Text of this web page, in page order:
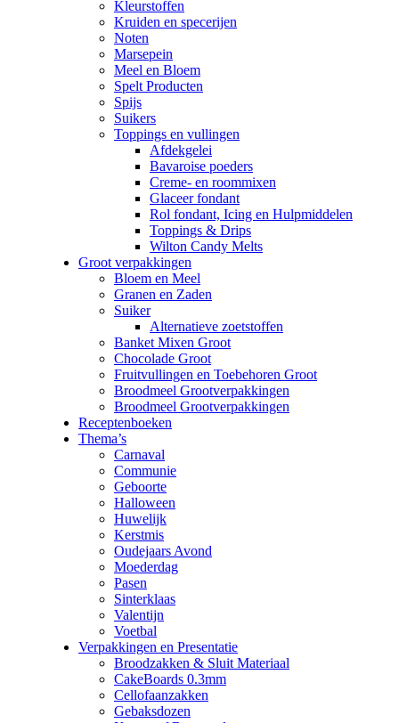
Kleurstoffen
Kruiden en specerijen
Noten
Marsepein
Meel en Bloem
Spelt Producten
Spijs
Suikers
Toppings en vullingen
Afdekgelei
Bavaroise poeders
Creme- en roommixen
Glaceer fondant
Rol fondant, Icing en Hulpmiddelen
Toppings & Drips
Wilton Candy Melts
Groot verpakkingen
Bloem en Meel
Granen en Zaden
Suiker
Alternatieve zoetstoffen
Banket Mixen Groot
Chocolade Groot
Fruitvullingen en Toebehoren Groot
Broodmeel Grootverpakkingen
Broodmeel Grootverpakkingen
Receptenboeken
Thema’s
Carnaval
Communie
Geboorte
Halloween
Huwelijk
Kerstmis
Oudejaars Avond
Moederdag
Pasen
Sinterklaas
Valentijn
Voetbal
Verpakkingen en Presentatie
Broodzakken & Sluit Materiaal
CakeBoards 0.3mm
Cellofaanzakken
Gebaksdozen